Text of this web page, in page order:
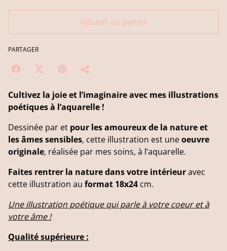
Ajouter au panier
PARTAGER
Cultivez la joie et l’imaginaire avec mes illustrations
poétiques à l’aquarelle !
Dessinée par et pour les amoureux de la nature et
les âmes sensibles, cette illustration est uneoeuvre
originale, réalisée par mes soins, à l’aquarelle.
Faites rentrer la nature dans votre intérieuravec
cette illustration au format 18x24 cm.
Une illustration poétique qui parle à votre coeur et à
votre âme !
Qualité supérieure :